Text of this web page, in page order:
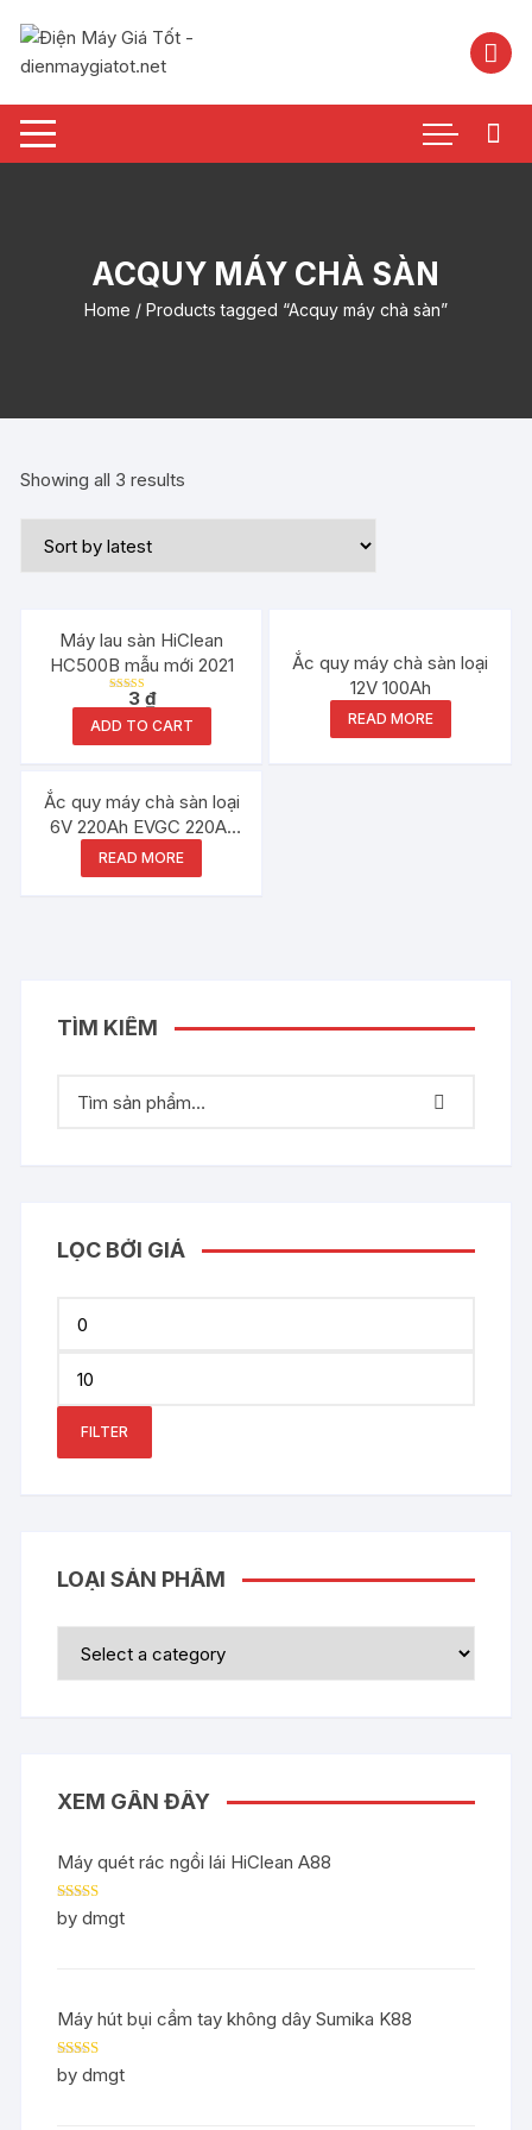
nội
ACQUY MÁY CHÀ SÀN
Home / Products tagged “Acquy máy chà sàn”
Showing all 3 results
Máy lau sàn HiClean
HC500B mẫu mới 2021
Rated
out of 5
3 ₫
ADD TO CART
Ắc quy máy chà sàn loại
12V 100Ah
READ MORE
Ắc quy máy chà sàn loại
6V 220Ah EVGC 220A-
AM
READ MORE
TÌM KIẾM
LỌC BỞI GIÁ
FILTER
LOẠI SẢN PHẨM
XEM GẦN ĐÂY
Máy quét rác ngồi lái HiClean A88
Rated5out
of 5
by dmgt
Máy hút bụi cầm tay không dây Sumika K88
Rated5out
of 5
by dmgt